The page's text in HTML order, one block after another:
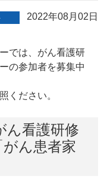
2022年08月02日
では、がん看護研
の参加者を募集中
ください。
ん看護研修
ん患者家